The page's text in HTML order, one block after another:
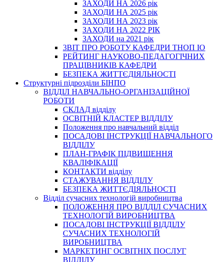
ЗАХОДИ НА 2026 рік
ЗАХОДИ НА 2025 рік
ЗАХОДИ НА 2023 рік
ЗАХОДИ НА 2022 РІК
ЗАХОДИ на 2021 рік
3BIT ПРО РОБОТУ КАФЕДРИ ТНОП ІО
РЕЙТИНГ НАУКОВО-ПЕДАГОГІЧНИХ
ПРАЦІВНИКІВ КАФЕДРИ
БЕЗПЕКА ЖИТТЄДІЯЛЬНОСТІ
Структурні підрозділи БІНПО
ВІДДІЛ НАВЧАЛЬНО-ОРГАНІЗАЦІЙНОЇ
РОБОТИ
СКЛАД відділу
ОСВІТНІЙ КЛАСТЕР ВІДДІЛУ
Положення про навчальний вiддiл
ПОСАДОВІ ІНСТРУКЦІЇ НАВЧАЛЬНОГО
ВІДДІЛУ
ПЛАН-ГРАФІК ПІДВИЩЕННЯ
КВАЛІФІКАЦІЇ
КОНТАКТИ відділу
СТАЖУВАННЯ ВІДДІЛУ
БЕЗПЕКА ЖИТТЄДІЯЛЬНОСТІ
Відділ сучасних технологій виробництва
ПОЛОЖЕННЯ ПРО ВІДДІЛ СУЧАСНИХ
ТЕХНОЛОГІЙ ВИРОБНИЦТВА
ПОСАДОВІ ІНСТРУКЦІЇ ВІДДІЛУ
СУЧАСНИХ ТЕХНОЛОГІЙ
ВИРОБНИЦТВА
МАРКЕТИНГ ОСВІТНІХ ПОСЛУГ
ВІДДІЛУ